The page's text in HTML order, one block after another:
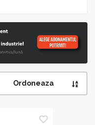
Ordoneaza